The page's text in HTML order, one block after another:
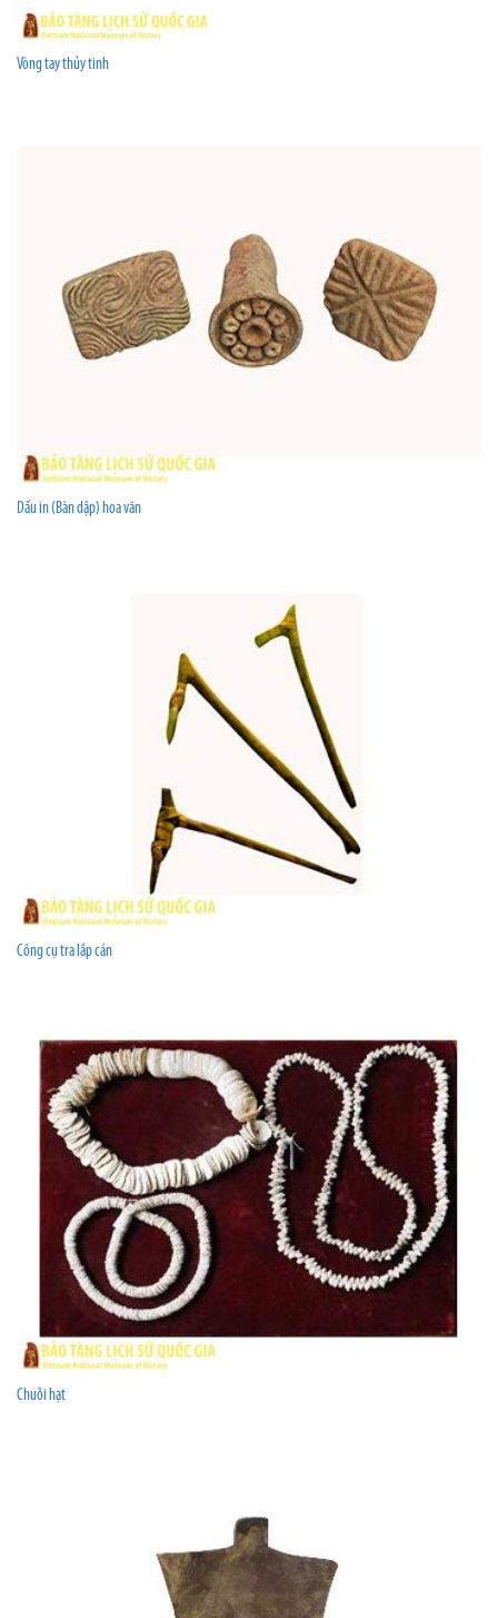
Vòng tay thủy tinh
Dấu in (Bàn dập) hoa văn
Công cụ tra lắp cán
Chuỗi hạt